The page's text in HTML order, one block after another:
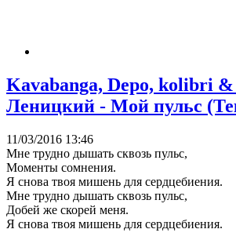
Kavabanga, Depo, kolibri
Леницкий - Мой пульс
11/03/2016 13:46
Мне трудно дышать сквозь пульс,
Моменты сомнения.
Я снова твоя мишень для сердцебиения.
Мне трудно дышать сквозь пульс,
Добей же скорей меня.
Я снова твоя мишень для сердцебиения.